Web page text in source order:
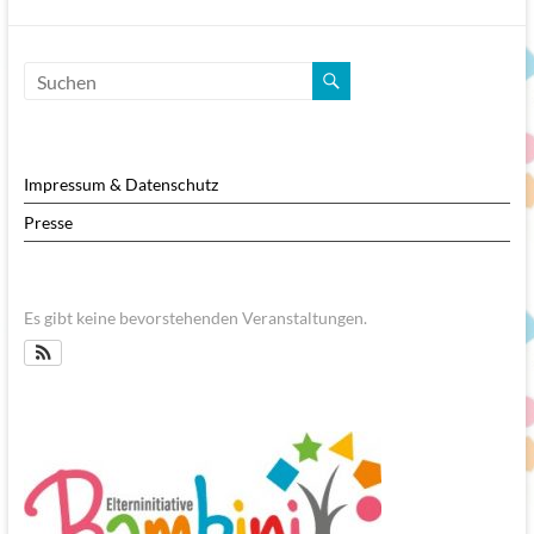
Impressum & Datenschutz
Presse
Es gibt keine bevorstehenden Veranstaltungen.